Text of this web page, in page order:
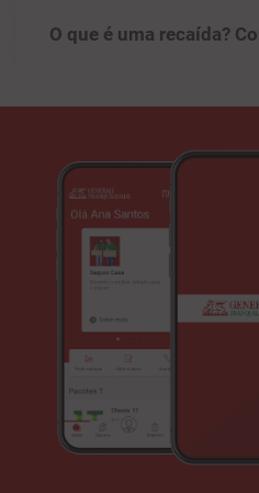
O que é uma recaída?